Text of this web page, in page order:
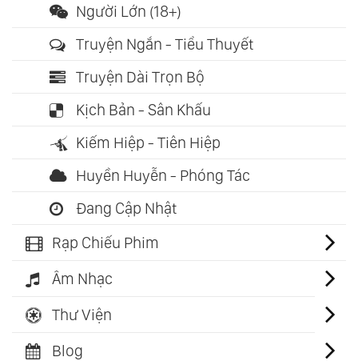
Người Lớn (18+)
Truyện Ngắn - Tiểu Thuyết
Truyện Dài Trọn Bộ
Kịch Bản - Sân Khấu
Kiếm Hiệp - Tiên Hiệp
Huyền Huyễn - Phóng Tác
Đang Cập Nhật
Rạp Chiếu Phim
Âm Nhạc
Thư Viện
Blog